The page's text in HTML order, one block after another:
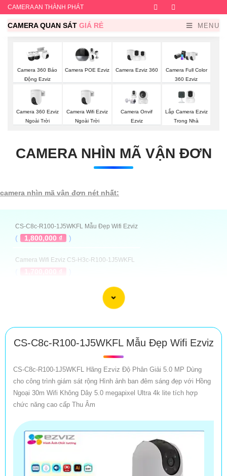
CAMERA AN THÀNH PHÁT Facebook
CAMERA QUAN SÁT GIÁ RẺ MENU
Camera 360 Báo
Động Ezviz
Camera POE Ezviz Camera Ezviz 360
Camera Full Color
360 Ezviz
Camera 360 Ezviz
Ngoài Trời
Camera Wifi Ezviz
Ngoài Trời
Camera Onvif
Ezviz
Lắp Camera Ezviz
Trong Nhà
CAMERA NHÌN MÃ VẬN ĐƠN
camera nhìn mã vận đơn nét nhất:
CS-C8c-R100-1J5WKFL Mẫu Đẹp Wifi Ezviz
( 1,800,000 ₫ )
Camera Wifi Ezviz CS-H3c-R100-1J5WKFL
1,700,000 ₫
CS-H3-R100-1J5WKFL Đàm Thoại Phát Hiện
Camera Wifi Ezviz CS-H8c-R200-1J5WKFL
( 1,800,000 ₫ )
CS-H8-R100-1J5WKFL Xoay 360 Full Color
( 2,050,000 ₫ )
Camera Nhìn Mã Vận Đơn
CS-C8c-R100-1J5WKFL Mẫu Đẹp Wifi Ezviz
CS-C8c-R100-1J5WKFL Hãng Ezviz Độ Phân Giải 5.0 MP Dùng
cho công trình giám sát rộng Hình ảnh ban đêm sáng đẹp với Hồng
Ngoại 30m Wifi Không Dây 5.0 megapixel Ultra 4k lite tích hợp
chức năng cao cấp Thu Âm